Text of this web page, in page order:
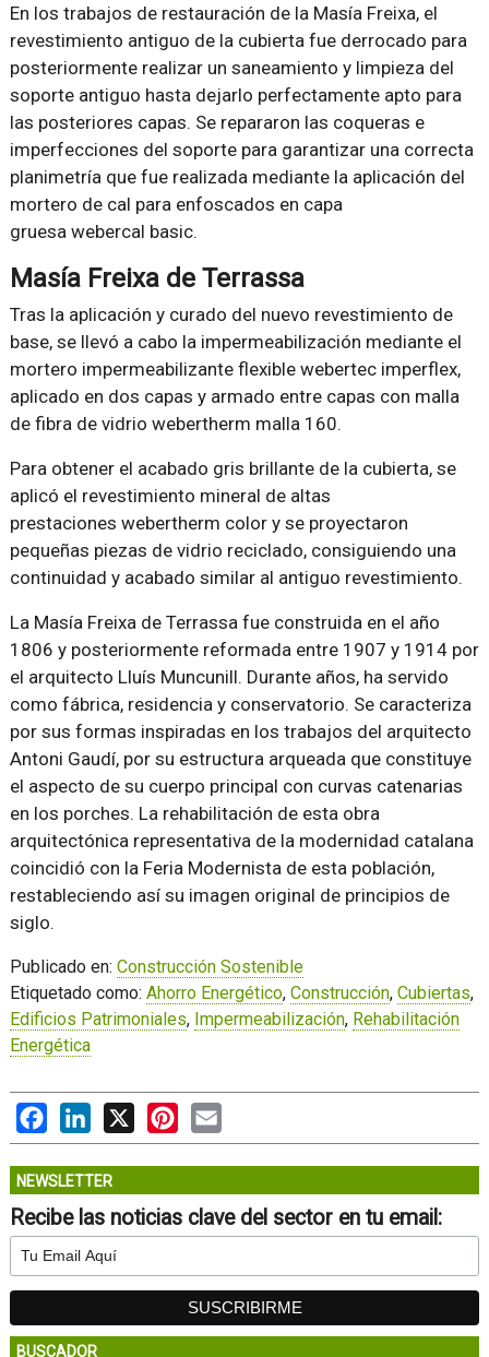
En los trabajos de restauración de la Masía Freixa, el
revestimiento antiguo de la cubierta fue derrocado para
posteriormente realizar un saneamiento y limpieza del
soporte antiguo hasta dejarlo perfectamente apto para
las posteriores capas. Se repararon las coqueras e
imperfecciones del soporte para garantizar una correcta
planimetría que fue realizada mediante la aplicación del
mortero de cal para enfoscados en capa
gruesa webercal basic.
Masía Freixa de Terrassa
Tras la aplicación y curado del nuevo revestimiento de
base, se llevó a cabo la impermeabilización mediante el
mortero impermeabilizante flexible webertec imperflex,
aplicado en dos capas y armado entre capas con malla
de fibra de vidrio webertherm malla 160.
Para obtener el acabado gris brillante de la cubierta, se
aplicó el revestimiento mineral de altas
prestaciones webertherm color y se proyectaron
pequeñas piezas de vidrio reciclado, consiguiendo una
continuidad y acabado similar al antiguo revestimiento.
La Masía Freixa de Terrassa fue construida en el año
1806 y posteriormente reformada entre 1907 y 1914 por
el arquitecto Lluís Muncunill. Durante años, ha servido
como fábrica, residencia y conservatorio. Se caracteriza
por sus formas inspiradas en los trabajos del arquitecto
Antoni Gaudí, por su estructura arqueada que constituye
el aspecto de su cuerpo principal con curvas catenarias
en los porches. La rehabilitación de esta obra
arquitectónica representativa de la modernidad catalana
coincidió con la Feria Modernista de esta población,
restableciendo así su imagen original de principios de
siglo.
Publicado en: Construcción Sostenible
Etiquetado como: Ahorro Energético, Construcción, Cubiertas,
Edificios Patrimoniales, Impermeabilización, Rehabilitación
Energética
FacebookLinkedIn
X PinterestEmail
NEWSLETTER
Recibe las noticias clave del sector en tu email:
BUSCADOR